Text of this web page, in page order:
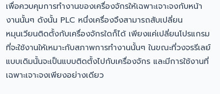
เพื่อควบคุมการทำงานของเครื่องจักรให้เฉพาะเจาะจงกับหน้า
งานนั้นๆ ดังนั้น PLC หนึ่งเครื่องจึงสามารถสับเปลี่ยน
หมุนเวียนติดตั้งกับเครื่องจักรใดก็ได้ เพียงแค่เปลี่ยนโปรแกรม
ที่จะใช้งานให้เหมาะกับสภาพการทำงานนั้นๆ ในขณะที่วงจรรีเลย์
แบบเดิมนั้นจะเป็นแบบติดตั้งไปกับเครื่องจักร และมีการใช้งานที่
เฉพาะเจาะจงเพียงอย่างเดียว